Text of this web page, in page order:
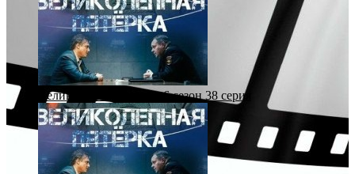
Великолепная пятерка 6 сезон 38 серия